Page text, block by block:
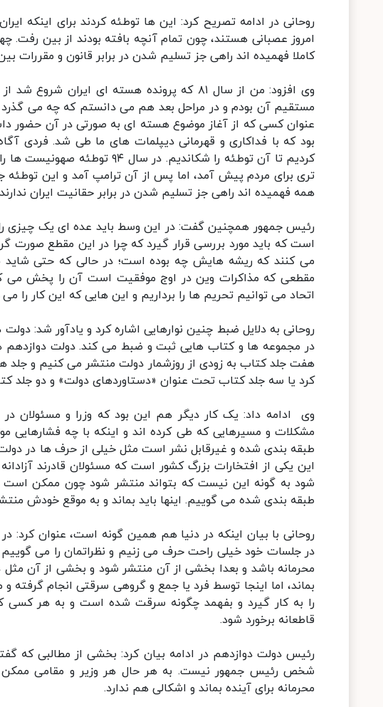
روحانی در ادامه تصریح کرد: این ها توطئه کردند برای اینکه
کاملا فهمیده اند راهی جز تسلیم شدن در برابر قانون و مقررات
عنوان کسی که از آغاز موضوع هسته ای به صورتی در آن
بود که با فداکاری و قهرمانی دیپلمات های ما طی شد. فردی
تری برای مردم پیش آمد، اما پس از آن ترامپ آمد و این توطئه
همه فهمیده اند راهی جز تسلیم شدن در برابر حقانیت ایران
رئیس جمهور همچنین گفت: در این وسط باید عده ای یک چیزی
است که باید مورد بررسی قرار گیرد که چرا در این مقطع صورت
می کنند که ریشه هایش چه بوده است؛ در حالی که حتی
مقطعی که مذاکرات وین در اوج موفقیت است آن را پخش می
اتحاد می توانیم تحریم ها را برداریم و این هایی که این کار را
روحانی به دلایل ضبط چنین نوارهایی اشاره کرد و یادآور شد:
در مجموعه ها و کتاب هایی ثبت و ضبط می کند. دولت دوازدهم
هفت جلد کتاب به زودی از روزشمار دولت منتشر می کنیم و
کرد یا سه جلد کتاب تحت عنوان «دستاوردهای دولت» و دو
وی ادامه داد: یک کار دیگر هم این بود که وزرا و مسئولان
مشکلات و مسیرهایی که طی کرده اند و اینکه با چه فشارهایی
طبقه بندی شده و غیرقابل نشر است مثل خیلی از حرف ها در
این یکی از افتخارات بزرگ کشور است که مسئولان قادرند
شود به گونه این نیست که بتواند منتشر شود چون ممکن
طبقه بندی شده می گوییم. اینها باید بماند و به موقع خودش
روحانی با بیان اینکه در دنیا هم همین گونه است، عنوان
در جلسات خود خیلی راحت حرف می زنیم و نظراتمان را می
محرمانه باشد و بعدا بخشی از آن منتشر شود و بخشی از آن مثل
بماند، اما اینجا توسط فرد یا جمع و گروهی سرقتی انجام
را به کار گیرد و بفهمد چگونه سرقت شده است و به هر کسی
قاطعانه برخورد شود.
رئیس دولت دوازدهم در ادامه بیان کرد: بخشی از مطالبی که
شخص رئیس جمهور نیست. به هر حال هر وزیر و مقامی
محرمانه برای آینده بماند و اشکالی هم ندارد.